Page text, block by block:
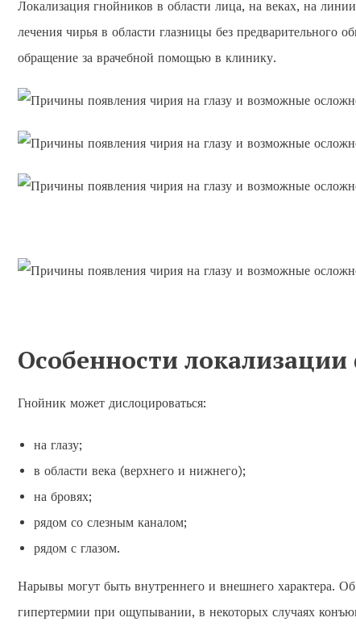
Локализация гнойников в области лица, на веках, на
лечения чирья в области глазницы без предварительного
обращение за врачебной помощью в клинику.
Особенности локализации
Гнойник может дислоцироваться:
на глазу;
в области века (верхнего и нижнего);
на бровях;
рядом со слезным каналом;
рядом с глазом.
Нарывы могут быть внутреннего и внешнего характера.
гипертермии при ощупывании, в некоторых случаях